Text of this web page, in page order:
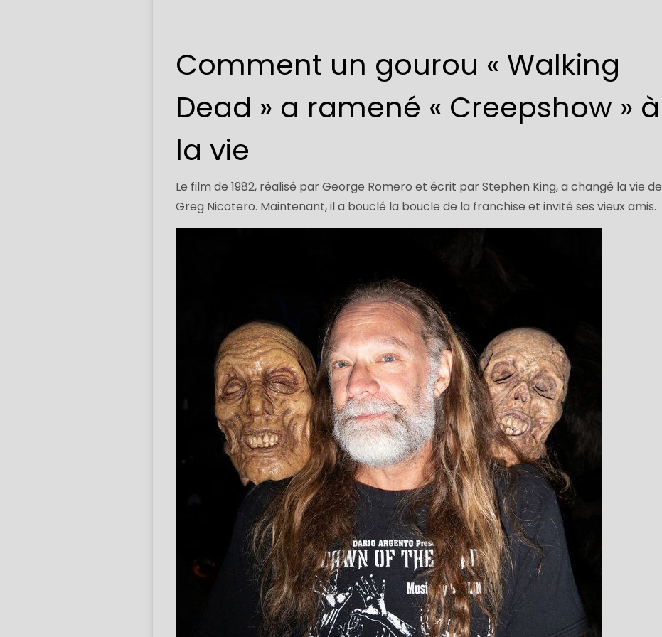
Comment un gourou « Walking
Dead » a ramené « Creepshow » à
la vie
Le film de 1982, réalisé par George Romero et écrit par Stephen King, a changé la vie de
Greg Nicotero. Maintenant, il a bouclé la boucle de la franchise et invité ses vieux amis.